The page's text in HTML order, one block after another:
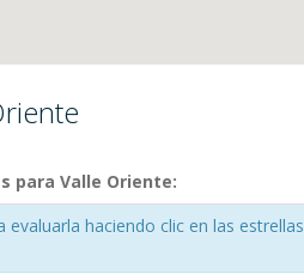
para Valle Oriente:
evaluarla haciendo clic en las estrellas